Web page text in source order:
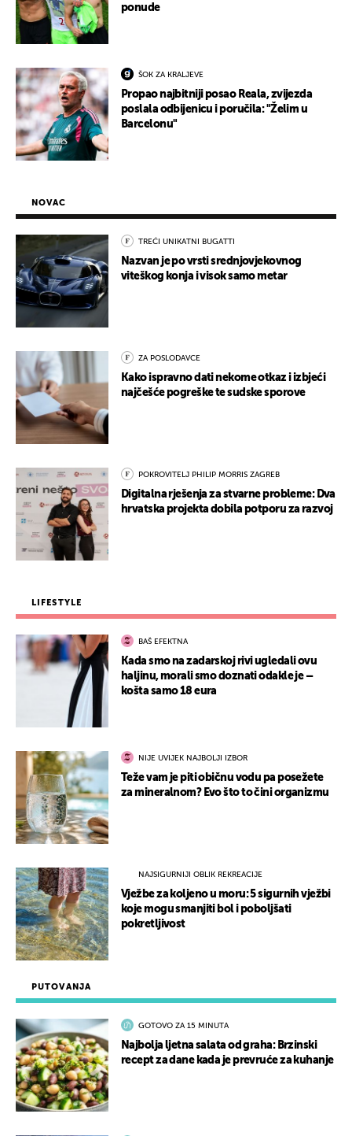
ponude
ŠOK ZA KRALJEVE
Propao najbitniji posao Reala, zvijezda
poslala odbijenicu i poručila: "Želim u
Barcelonu"
PUTOVANJA
GOTOVO ZA 15 MINUTA
Najbolja ljetna salata od graha: Brzinski
recept za dane kada je prevruće za kuhanje
NOVAC
TREĆI UNIKATNI BUGATTI
Nazvan je po vrsti srednjovjekovnog
viteškog konja i visok samo metar
ZA POSLODAVCE
Kako ispravno dati nekome otkaz i izbjeći
najčešće pogreške te sudske sporove
POKROVITELJ PHILIP MORRIS ZAGREB
Digitalna rješenja za stvarne probleme: Dva
hrvatska projekta dobila potporu za razvoj
LIFESTYLE
BAŠ EFEKTNA
Kada smo na zadarskoj rivi ugledali ovu
haljinu, morali smo doznati odakle je –
košta samo 18 eura
NIJE UVIJEK NAJBOLJI IZBOR
Teže vam je piti običnu vodu pa posežete
za mineralnom? Evo što to čini organizmu
NAJSIGURNIJI OBLIK REKREACIJE
Vježbe za koljeno u moru: 5 sigurnih vježbi
koje mogu smanjiti bol i poboljšati
pokretljivost